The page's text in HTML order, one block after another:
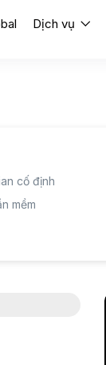
Dịch vụ
cố định
mềm